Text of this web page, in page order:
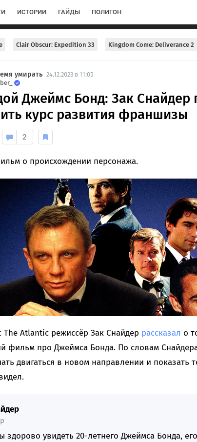
ИСТОРИИ ГАЙДЫ ПОЛИГОН
Clair Obscur: Expedition 33 Kingdom Come: Deliverance 2
умирать 24.12.2023 в 11:05
Джеймс Бонд: Зак Снайдер
курс развития франшизы
2
о происхождении персонажа.
The Atlantic режиссёр Зак Снайдер рассказал о
фильм про Джеймса Бонда. По словам
двигаться в новом направлении и показать
здорово увидеть 20-летнего Джеймса Бонда,